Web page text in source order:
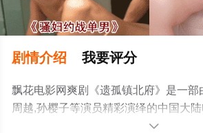
剧情介绍 我要评分
飘花电影网爽剧《遗孤镇北府》是一部
周越,孙樱子等演员精彩演绎的中国大
情已揭晓（全集），手机免费观看高清
